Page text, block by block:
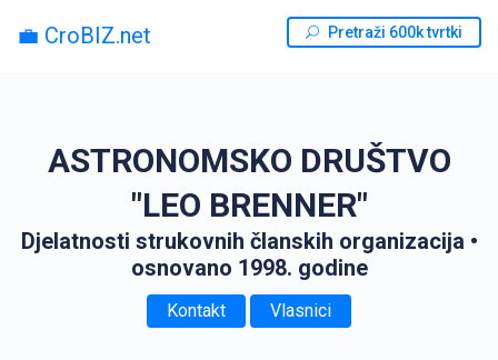
💼 CroBIZ.net Pretraži 600k tvrtki
ASTRONOMSKO DRUŠTVO
"LEO BRENNER"
Djelatnosti strukovnih članskih organizacija •
osnovano 1998. godine
Kontakt Vlasnici